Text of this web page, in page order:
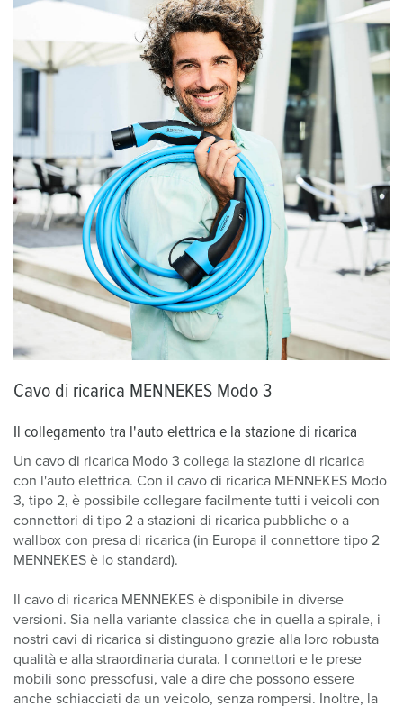
Cavo di ricarica MENNEKES Modo 3
Il collegamento tra l'auto elettrica e la stazione di ricarica
Un cavo di ricarica Modo 3 collega la stazione di ricarica
con l'auto elettrica. Con il cavo di ricarica MENNEKES Modo
3, tipo 2, è possibile collegare facilmente tutti i veicoli con
connettori di tipo 2 a stazioni di ricarica pubbliche o a
wallbox con presa di ricarica (in Europa il connettore tipo 2
MENNEKES è lo standard).
Il cavo di ricarica MENNEKES è disponibile in diverse
versioni. Sia nella variante classica che in quella a spirale, i
nostri cavi di ricarica si distinguono grazie alla loro robusta
qualità e alla straordinaria durata. I connettori e le prese
mobili sono pressofusi, vale a dire che possono essere
anche schiacciati da un veicolo, senza rompersi. Inoltre, la